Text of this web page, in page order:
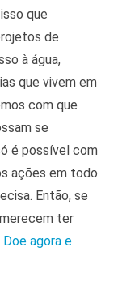
que
de
à água,
que vivem em
com que
se
é possível com
ações em todo
Então, se
ter
Doe agora e